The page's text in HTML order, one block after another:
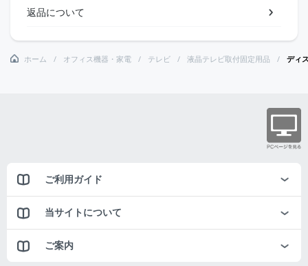
返品について
ホーム オフィス機器・家電 テレビ 液晶テレビ取付固定用品 ディ
ご利用ガイド
当サイトについて
ご案内